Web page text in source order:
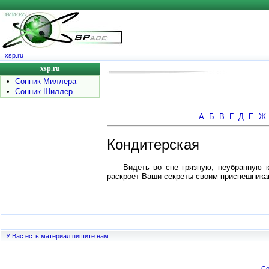
xsp.ru
xsp.ru
•
Сонник Миллера
•
Сонник Шиллер
А Б В Г Д Е Ж
Кондитерская
Видеть во сне грязную, неубранную
раскроет Ваши секреты своим
У Вас есть материал пишите нам